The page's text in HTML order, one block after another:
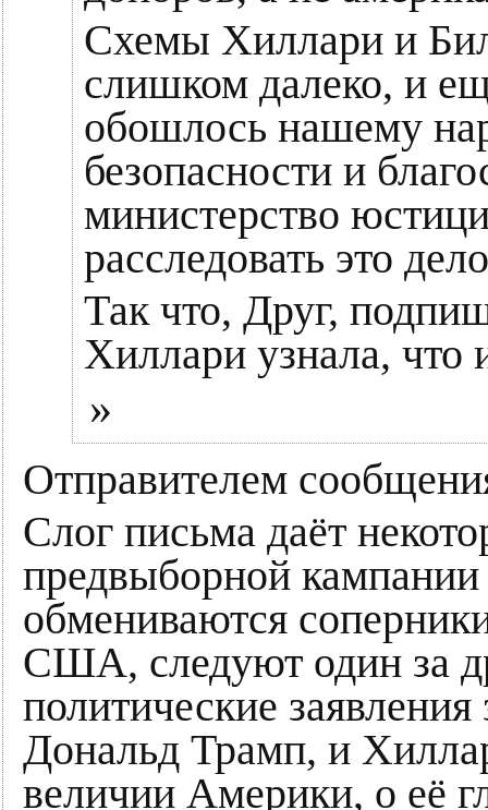
Схемы Хиллари и
слишком далеко, и
обошлось нашему
безопасности и
министерство
расследовать это
Так что, Друг,
Хиллари узнала, что
»
Отправителем
Слог письма даёт
предвыборной
обмениваются
США, следуют один за
политические
Дональд Трамп, и
величии Америки, о её